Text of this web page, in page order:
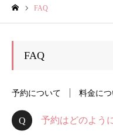
FAQ
FAQ
予約について 料金に
予約はどのよう